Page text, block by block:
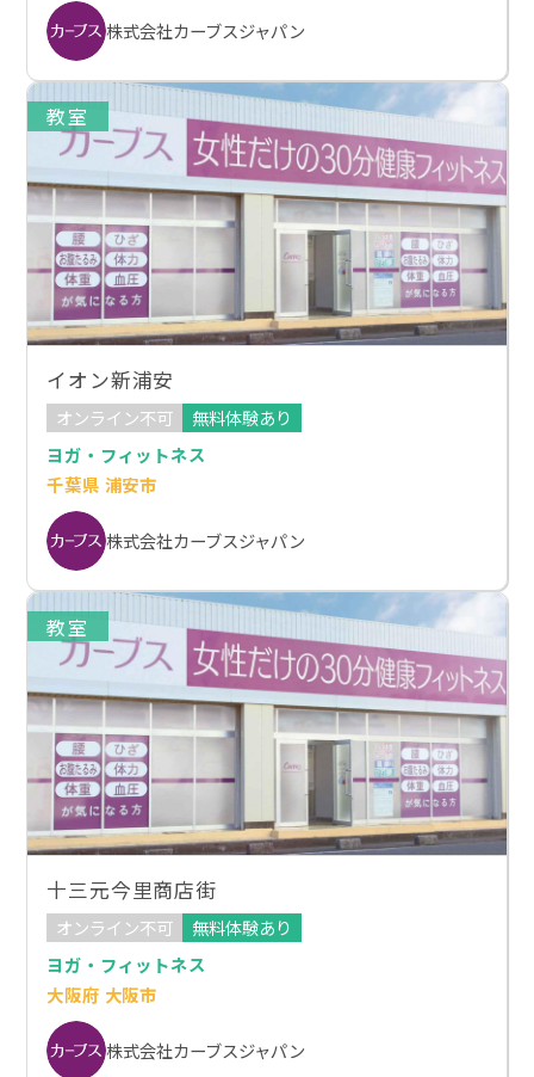
株式会社カーブスジャパン
教室
イオン新浦安
オンライン不可
無料体験あり
ヨガ・フィットネス
千葉県 浦安市
株式会社カーブスジャパン
教室
十三元今里商店街
オンライン不可
無料体験あり
ヨガ・フィットネス
大阪府 大阪市
株式会社カーブスジャパン